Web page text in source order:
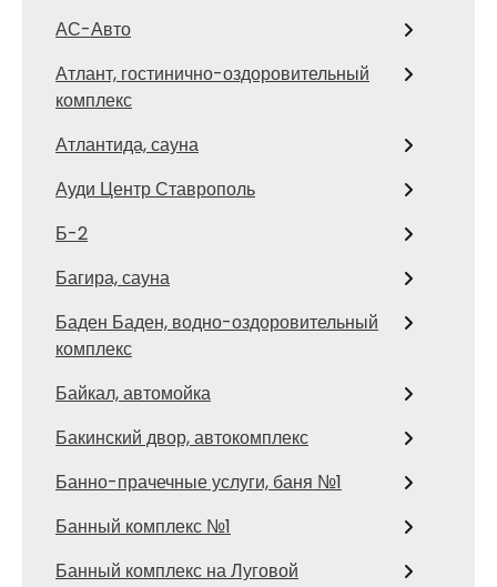
АС-Авто
Атлант, гостинично-оздоровительный
комплекс
Атлантида, сауна
Ауди Центр Ставрополь
Б-2
Багира, сауна
Баден Баден, водно-оздоровительный
комплекс
Байкал, автомойка
Бакинский двор, автокомплекс
Банно-прачечные услуги, баня №1
Банный комплекс №1
Банный комплекс на Луговой